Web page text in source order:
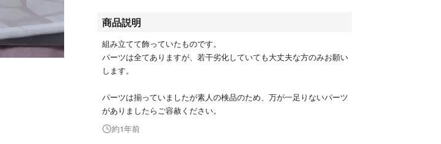
商品説明
組み立てて飾っていたものです。
パーツは全てありますが、若干劣化していても大丈夫な方のみお願い
します。
パーツは揃っていましたが素人の検品のため、万が一足りないパーツ
がありましたらご容赦ください。
約1年前